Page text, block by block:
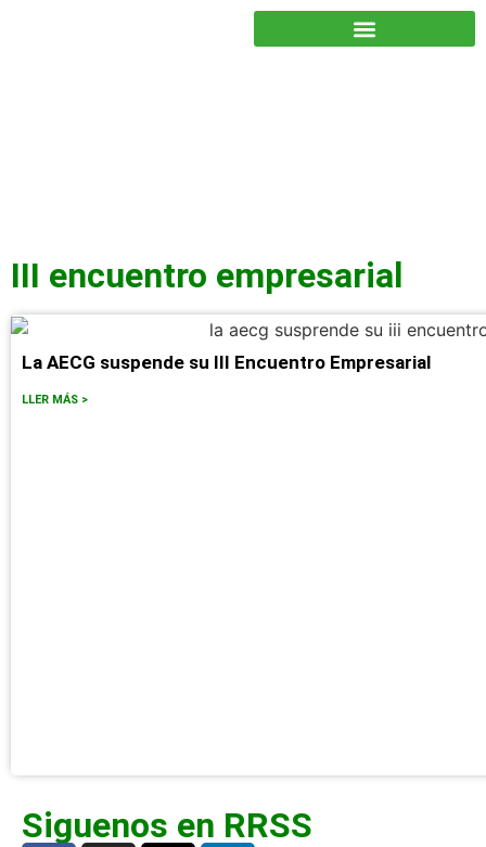
III encuentro empresarial
La AECG suspende su III Encuentro Empresarial
LLER MÁS >
Siguenos en RRSS